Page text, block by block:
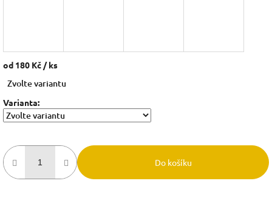
od 180 Kč / ks
cena:
Zvolte variantu
Varianta:
Do košíku